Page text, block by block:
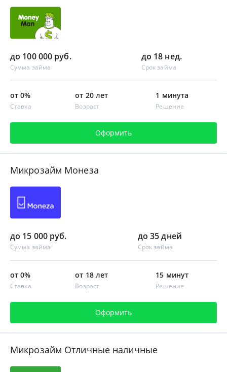
до 100 000 руб.
Сумма займа
до 18 нед.
Срок займа
от 0%
Ставка
от 20 лет
Возраст
1 минута
Решение
Оформить
Микрозайм Монеза
до 15 000 руб.
Сумма займа
до 35 дней
Срок займа
от 0%
Ставка
от 18 лет
Возраст
15 минут
Решение
Оформить
Микрозайм Отличные наличные